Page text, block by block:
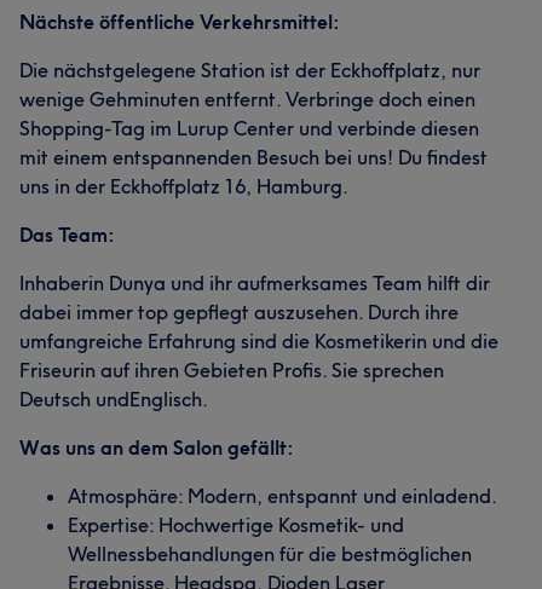
Nächste öffentliche Verkehrsmittel:
Die nächstgelegene Station ist der Eckhoffplatz, nur
wenige Gehminuten entfernt. Verbringe doch einen
Shopping-Tag im Lurup Center und verbinde diesen
mit einem entspannenden Besuch bei uns! Du findest
uns in der Eckhoffplatz 16, Hamburg.
Das Team:
Inhaberin Dunya und ihr aufmerksames Team hilft dir
dabei immer top gepflegt auszusehen. Durch ihre
umfangreiche Erfahrung sind die Kosmetikerin und die
Friseurin auf ihren Gebieten Profis. Sie sprechen
Deutsch undEnglisch.
Was uns an dem Salon gefällt:
Atmosphäre: Modern, entspannt und einladend.
Expertise: Hochwertige Kosmetik- und
Wellnessbehandlungen für die bestmöglichen
Ergebnisse. Headspa, Dioden Laser